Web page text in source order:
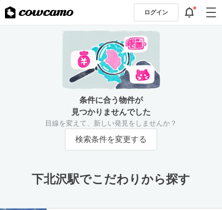
ログイン
条件に合う物件が
見つかりませんでした
目線を変えて、新しい発見をしませんか？
検索条件を変更する
下北沢駅でこだわりから探す